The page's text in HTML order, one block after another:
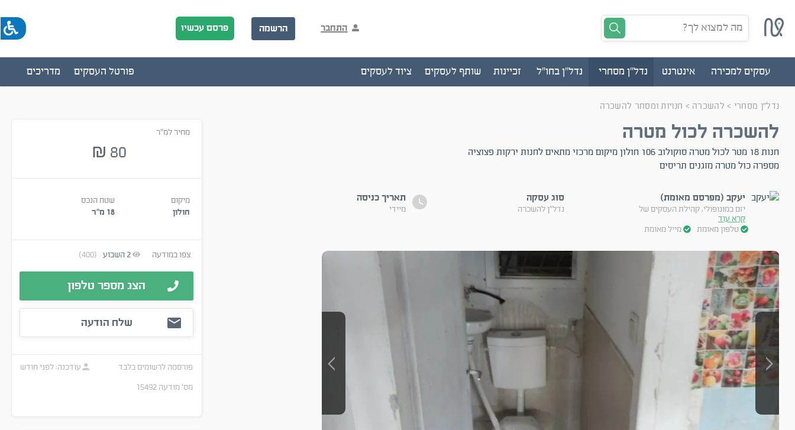
מה למצוא לך? התחבר הרשמה פרסם עכשיו
עסקים למכירה אינטרנט נדל"ן מסחרי נדל"ן בחו"ל זכיינות שותף לעסקים ציוד לעסקים מדריכים פורטל העסקים
נדל"ן מסחרי > להשכרה > חנויות ומסחר להשכרה
להשכרה לכול מטרה
חנות 18 מטר לכול מטרה סוקולוב 106 חולון מיקום מרכזי מתאים לחנות ירקות פצוציה
מספרה כול מטרה מזגנים תריסים
יעקב (מפרסם מאומת)
יזם במונופולי, קהילת העסקים של
קרא עוד
טלפון מאומת
מייל מאומת
סוג עסקה
נדל"ן להשכרה
תאריך כניסה
מיידי
מחיר למ"ר
80
₪
מיקום
חולון
שטח הנכס
18 מ״ר
צפו במודעה 2 השבוע (400)
הצג מספר טלפון
שלח הודעה
פורסמה לרשומים בלבד עודכנה:לפני חודש
מס׳ מודעה